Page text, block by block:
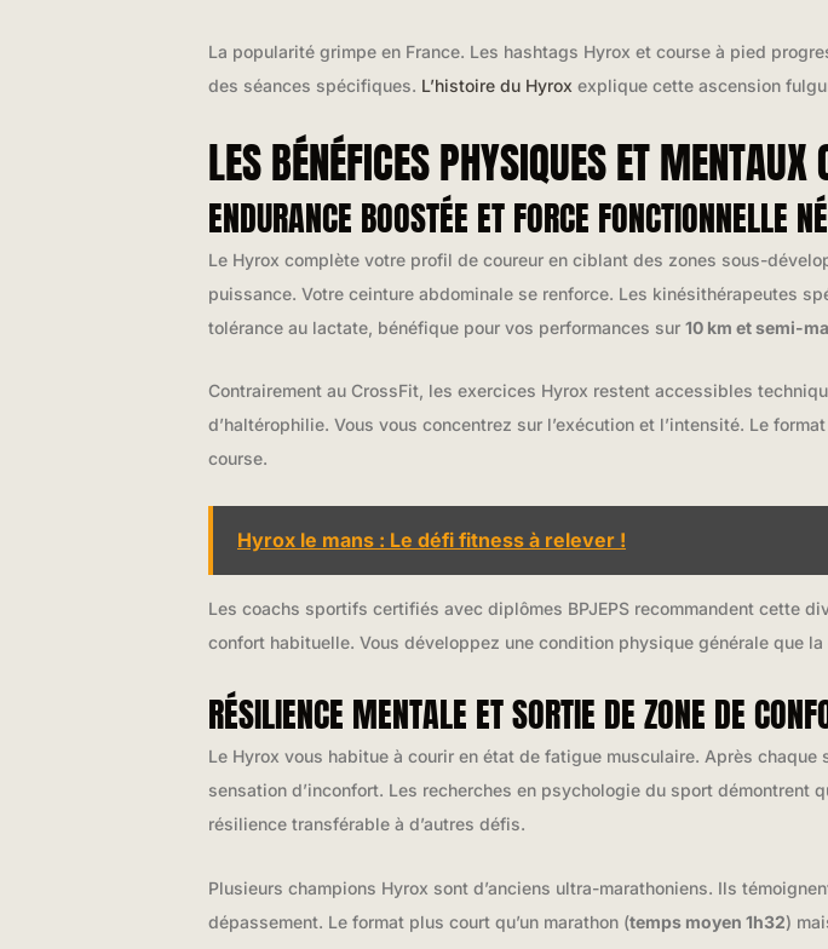
La popularité grimpe en France. Les hashtags Hyrox et course à pied
des séances spécifiques. L’histoire du Hyrox explique cette ascension
LES BÉNÉFICES PHYSIQUES ET
ENDURANCE BOOSTÉE ET FORCE FONCTIONNELLE
Le Hyrox complète votre profil de coureur en ciblant des zones sous-
puissance. Votre ceinture abdominale se renforce. Les kinésithérapeutes
tolérance au lactate, bénéfique pour vos performances sur 10 km et semi-
Contrairement au CrossFit, les exercices Hyrox restent accessibles
d’haltérophilie. Vous vous concentrez sur l’exécution et l’intensité. Le
course.
Hyrox le mans : Le défi fitness à relever !
Les coachs sportifs certifiés avec diplômes BPJEPS recommandent cette
confort habituelle. Vous développez une condition physique générale que
RÉSILIENCE MENTALE ET SORTIE DE ZONE DE
Le Hyrox vous habitue à courir en état de fatigue musculaire. Après
sensation d’inconfort. Les recherches en psychologie du sport
résilience transférable à d’autres défis.
Plusieurs champions Hyrox sont d’anciens ultra-marathoniens. Ils
dépassement. Le format plus court qu’un marathon (temps moyen 1h32)